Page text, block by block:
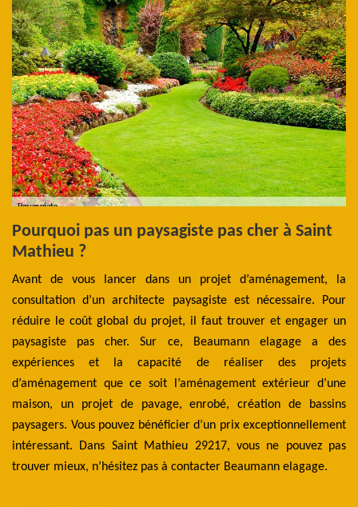
Pourquoi pas un paysagiste pas cher à Saint
Mathieu ?
Avant de vous lancer dans un projet d’aménagement, la
consultation d’un architecte paysagiste est nécessaire. Pour
réduire le coût global du projet, il faut trouver et engager un
paysagiste pas cher. Sur ce, Beaumann elagage a des
expériences et la capacité de réaliser des projets
d’aménagement que ce soit l’aménagement extérieur d’une
maison, un projet de pavage, enrobé, création de bassins
paysagers. Vous pouvez bénéficier d’un prix exceptionnellement
intéressant. Dans Saint Mathieu 29217, vous ne pouvez pas
trouver mieux, n’hésitez pas à contacter Beaumann elagage.